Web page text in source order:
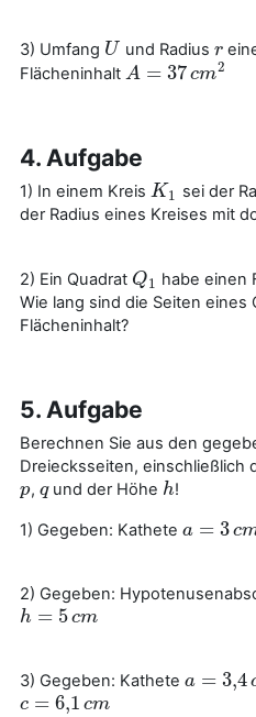
3) Umfang U
U und Radiusr
r
Flächeninhalt A = 37cm2
A= 37 cm2
4. Aufgabe
1) In einem Kreis K1
K1 sei der
der Radius eines Kreises mit
2) Ein Quadrat Q1
Q1 habe einen
Wie lang sind die Seiten eines
Flächeninhalt?
5. Aufgabe
Berechnen Sie aus den
Dreiecksseiten, einschließlich
p
p, q
qund der Höhe h
h!
1) Gegeben: Kathete a = 3c
a=3cm
2) Gegeben:
h = 5cm
h=5c m
3) Gegeben: Kathete a = 3,4
a=3, 4cm
c = 6,1 cm
c =6 1cm